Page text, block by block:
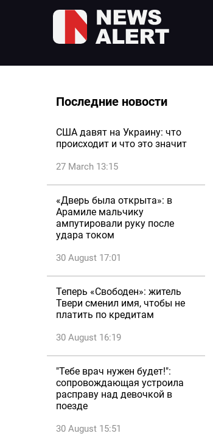
Последние новости
США давят на Украину: что
происходит и что это значит
27 March 13:15
«Дверь была открыта»: в
Арамиле мальчику
ампутировали руку после
удара током
30 August 17:01
Теперь «Свободен»: житель
Твери сменил имя, чтобы не
платить по кредитам
30 August 16:19
"Тебе врач нужен будет!":
сопровождающая устроила
расправу над девочкой в
поезде
30 August 15:51